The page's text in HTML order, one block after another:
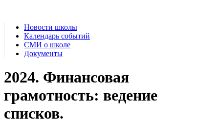
Новости школы
Календарь событий
СМИ о школе
Документы
2024. Финансовая
грамотность: ведение
списков.